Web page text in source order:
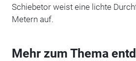
Schiebetor weist eine lichte
Metern auf.
Mehr zum Thema